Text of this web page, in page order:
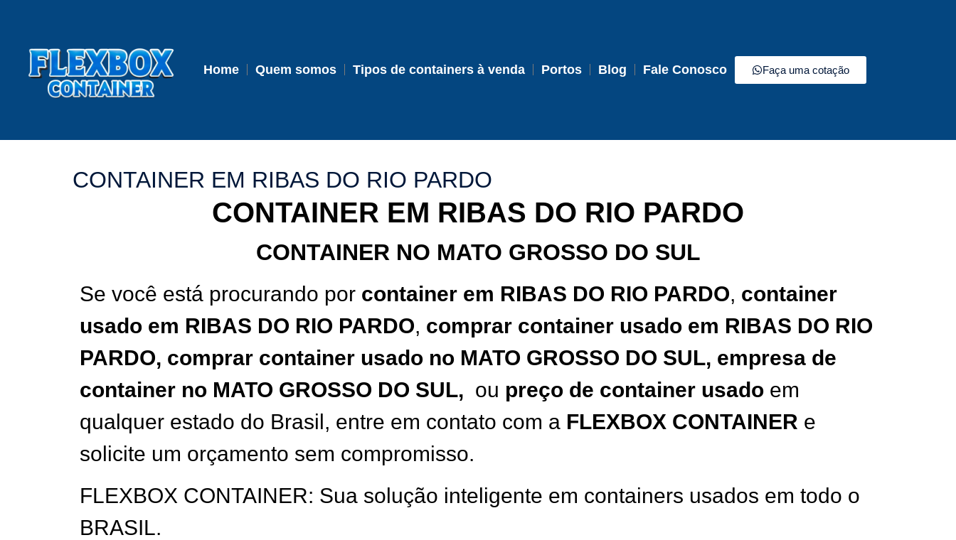
Home Quem somos Tipos de containers à venda Portos Blog Fale Conosco Faça uma cotação
CONTAINER EM RIBAS DO RIO PARDO
CONTAINER EM RIBAS DO RIO PARDO
CONTAINER NO MATO GROSSO DO SUL
Se você está procurando por container em RIBAS DO RIO PARDO, container
usado em RIBAS DO RIO PARDO, comprar container usado em RIBAS DO RIO
PARDO, comprar container usado no MATO GROSSO DO SUL, empresa de
container no MATO GROSSO DO SUL, ou preço de container usado em
qualquer estado do Brasil, entre em contato com a FLEXBOX CONTAINER e
solicite um orçamento sem compromisso.
FLEXBOX CONTAINER: Sua solução inteligente em containers usados em todo o
BRASIL.